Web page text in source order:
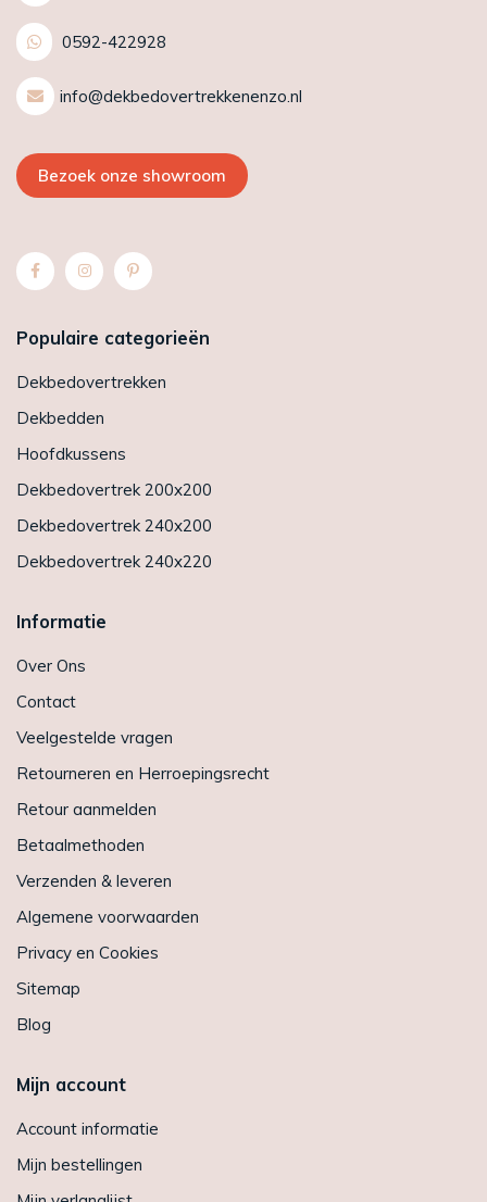
0592-422928
info@dekbedovertrekkenenzo.nl
Bezoek onze showroom
Populaire categorieën
Dekbedovertrekken
Dekbedden
Hoofdkussens
Dekbedovertrek 200x200
Dekbedovertrek 240x200
Dekbedovertrek 240x220
Informatie
Over Ons
Contact
Veelgestelde vragen
Retourneren en Herroepingsrecht
Retour aanmelden
Betaalmethoden
Verzenden & leveren
Algemene voorwaarden
Privacy en Cookies
Sitemap
Blog
Mijn account
Account informatie
Mijn bestellingen